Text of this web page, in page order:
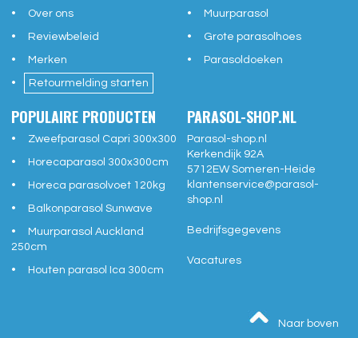
Over ons
Reviewbeleid
Merken
Retourmelding starten
Muurparasol
Grote parasolhoes
Parasoldoeken
POPULAIRE PRODUCTEN
Zweefparasol Capri 300x300
Horecaparasol 300x300cm
Horeca parasolvoet 120kg
Balkonparasol Sunwave
Muurparasol Auckland
250cm
Houten parasol Ica 300cm
PARASOL-SHOP.NL
Parasol-shop.nl
Kerkendijk 92A
5712EW Someren-Heide
klantenservice@parasol-
shop.nl
Bedrijfsgegevens
Vacatures
Naar boven